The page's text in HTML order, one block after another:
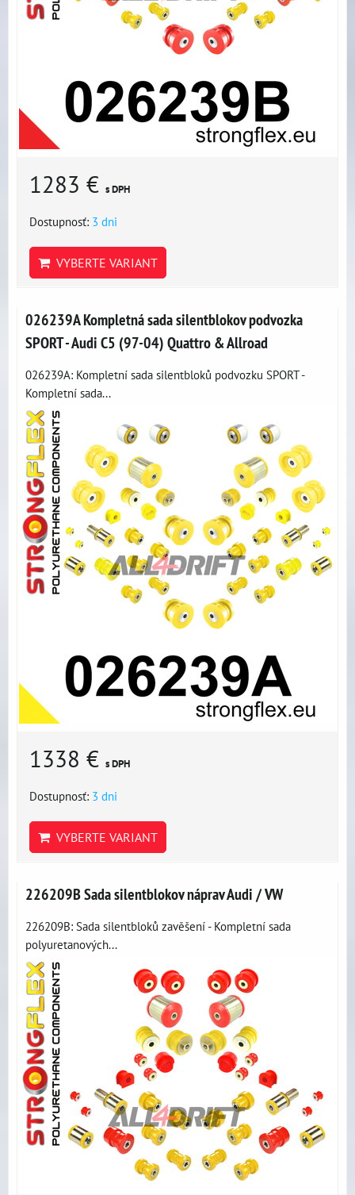
1283 € s DPH
Dostupnosť: 3 dni
VYBERTE VARIANT
026239A Kompletná sada silentblokov podvozka
SPORT - Audi C5 (97-04) Quattro & Allroad
026239A: Kompletní sada silentbloků podvozku SPORT -
Kompletní sada...
1338 € s DPH
Dostupnosť: 3 dni
VYBERTE VARIANT
226209B Sada silentblokov náprav Audi / VW
226209B: Sada silentbloků zavěšení - Kompletní sada
polyuretanových...